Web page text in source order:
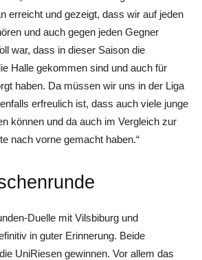
erreicht und gezeigt, dass wir auf jeden
und auch gegen jeden Gegner
war, dass in dieser Saison die
Halle gekommen sind und auch für
haben. Da müssen wir uns in der Liga
erfreulich ist, dass auch viele junge
können und da auch im Vergleich zur
nach vorne gemacht haben.“
Duelle mit Vilsbiburg und
in guter Erinnerung. Beide
UniRiesen gewinnen. Vor allem das